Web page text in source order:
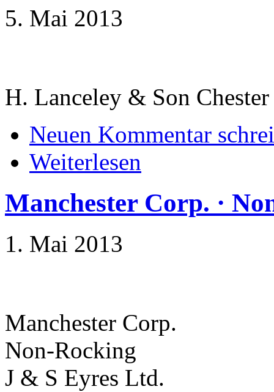
5. Mai 2013
H. Lanceley & Son Chester
Neuen Kommentar
Weiterlesen
Manchester Corp. ·
1. Mai 2013
Manchester Corp.
Non-Rocking
J & S Eyres Ltd.